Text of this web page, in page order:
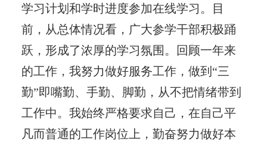
学习计划和学时进度参加在线学习。目
前，从总体情况看，广大参学干部积极踊
跃，形成了浓厚的学习氛围。回顾一年来
的工作，我努力做好服务工作，做到“三
勤”即嘴勤、手勤、脚勤，从不把情绪带到
工作中。我始终严格要求自己，在自己平
凡而普通的工作岗位上，勤奋努力做好本